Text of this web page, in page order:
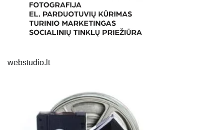
webstudio.lt